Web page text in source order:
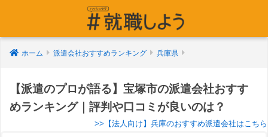
ホーム 派遣会社おすすめランキング 兵庫県
【派遣のプロが語る】宝塚市の派遣会社おすす
めランキング｜評判や口コミが良いのは？
>>【法人向け】兵庫のおすすめ派遣会社はこちら